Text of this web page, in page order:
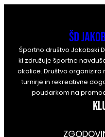
ŠD
Športno društvo Jakobski
ki združuje športne
okolice. Društvo organizira
turnirje in rekreativne
poudarkom na